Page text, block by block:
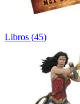
Libros (45)